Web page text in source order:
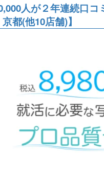
人が２年連続口
都(他10店舗)】